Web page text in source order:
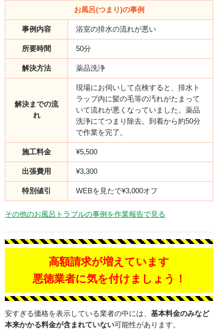
お風呂(つまり)の事例
事例内容 浴室の排水の流れが悪い
所要時間 50分
解決方法 薬品洗浄
解決までの流
れ
現場にお伺いして点検すると、排水ト
ラップ内に髪の毛等の汚れがたまって
いて流れが悪くなっていました。薬品
洗浄にてつまり除去。到着から約50分
で作業を完了。
施工料金 ¥5,500
出張費用 ¥3,300
特別値引 WEBを見たで¥3,000オフ
その他のお風呂トラブルの事例を作業報告で見る
高額請求が増えています
悪徳業者に気を付けましょう！
安すぎる価格を表示している業者の中には、 基本料金のみなど
本来かかる料金が含まれていない可能性があります。